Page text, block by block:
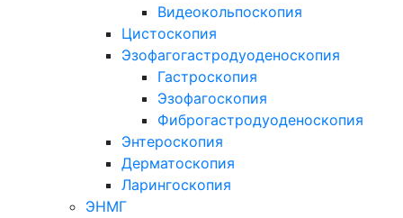
Видеокольпоскопия
Цистоскопия
Эзофагогастродуоденоскопия
Гастроскопия
Эзофагоскопия
Фиброгастродуоденоскопия
Энтероскопия
Дерматоскопия
Ларингоскопия
ЭНМГ